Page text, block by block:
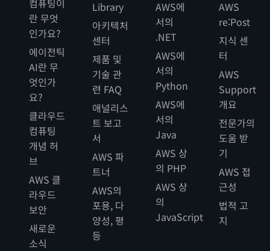
컴퓨팅이
란 무엇
인가요?
에이전틱
AI란 무
엇인가
요?
클라우드
컴퓨팅
개념 허
브
AWS 클
라우드
보안
새로운
소식
Library
아키텍처
센터
제품 및
기술 관
련 FAQ
애널리스
트 보고
서
AWS 파
트너
AWS의
포용, 다
양성, 평
등
AWS에
서의
.NET
AWS에
서의
Python
AWS에
서의
Java
AWS 상
의 PHP
AWS 상
의
JavaScript
AWS
re:Post
지식 센
터
AWS
Support
개요
전문가의
도움 받
기
AWS 접
근성
법적 고
지